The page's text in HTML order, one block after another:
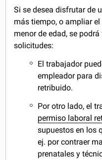
Si se desea disfrutar de
más tiempo, o ampliar
menor de edad, se
solicitudes:
El trabajador
empleador para
retribuido.
Por otro lado, el
permiso laboral
supuestos en los
ej. por contraer
prenatales y